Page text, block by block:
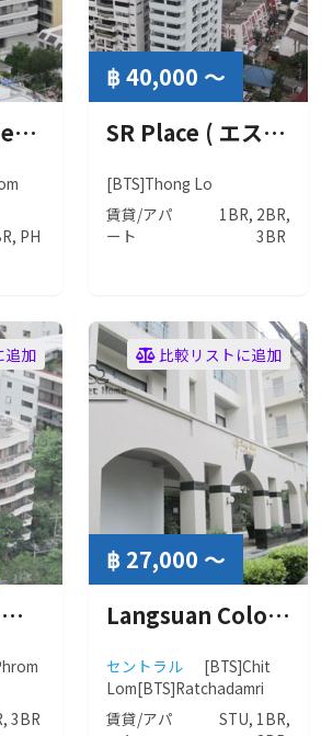
Baan Sawasdee Apartment ( バーン サワディー アパートメント )
PH
฿ 40,000 ～
SR Place ( エスアール プレイス )
[BTS]Thong Lo
賃貸/アパ
ート
1BR, 2BR,
3BR
追加
NS Park ( NS パーク )
3BR
比較リストに追加
฿ 27,000 ～
Langsuan Colonnade ( ランスアン コロネード ）
セントラル
[BTS]Chit
Lom[BTS]Ratchadamri
賃貸/アパ
STU, 1BR,